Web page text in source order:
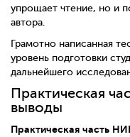
упрощает чтение, но и
автора.
Грамотно написанная
уровень подготовки
дальнейшего
Практическая
выводы
Практическая часть